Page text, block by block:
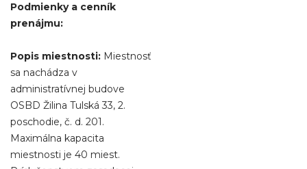
Podmienky a cenník
prenájmu:
Popis miestnosti: Miestnosť
sa nachádza v
administratívnej budove
OSBD Žilina Tulská 33, 2.
poschodie, č. d. 201.
Maximálna kapacita
miestnosti je 40 miest.